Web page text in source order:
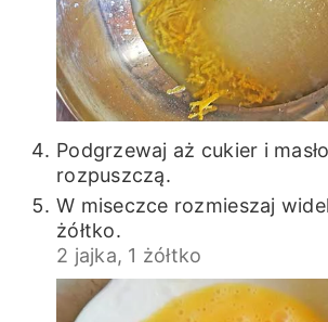
Podgrzewaj aż cukier i
rozpuszczą.
W miseczce rozmieszaj
żółtko.
2 jajka, 1 żółtko